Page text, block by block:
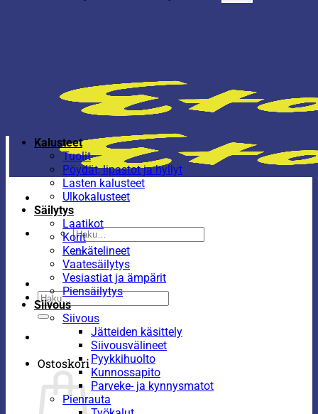
Etsi:
Etsi:
Ostoskori
Kalusteet
Tuolit
Pöydät, lipastot ja hyllyt
Lasten kalusteet
Ulkokalusteet
Säilytys
Laatikot
Korit
Kenkätelineet
Vaatesäilytys
Vesiastiat ja ämpärit
Piensäilytys
Siivous
Siivous
Jätteiden käsittely
Siivousvälineet
Pyykkihuolto
Kunnossapito
Parveke- ja kynnysmatot
Pienrauta